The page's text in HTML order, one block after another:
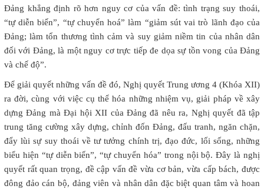
Đảng khẳng định rõ hơn nguy cơ của vấn đề: tình trạng suy thoái,
“tự diễn biến”, “tự chuyển hoá” làm “giảm sút vai trò lãnh đạo của
Đảng; làm tổn thương tình cảm và suy giảm niềm tin của nhân dân
đối với Đảng, là một nguy cơ trực tiếp đe dọa sự tồn vong của Đảng
và chế độ”.
Để giải quyết những vấn đề đó, Nghị quyết Trung ương 4 (Khóa XII)
ra đời, cùng với việc cụ thể hóa những nhiệm vụ, giải pháp về xây
dựng Đảng mà Đại hội XII của Đảng đã nêu ra, Nghị quyết đã tập
trung tăng cường xây dựng, chỉnh đốn Đảng, đấu tranh, ngăn chặn,
đẩy lùi sự suy thoái về tư tưởng chính trị, đạo đức, lối sống, những
biểu hiện “tự diễn biến”, “tự chuyển hóa” trong nội bộ. Đây là nghị
quyết rất quan trọng, đề cập vấn đề vừa cơ bản, vừa cấp bách, được
đông đảo cán bộ, đảng viên và nhân dân đặc biệt quan tâm và hoan